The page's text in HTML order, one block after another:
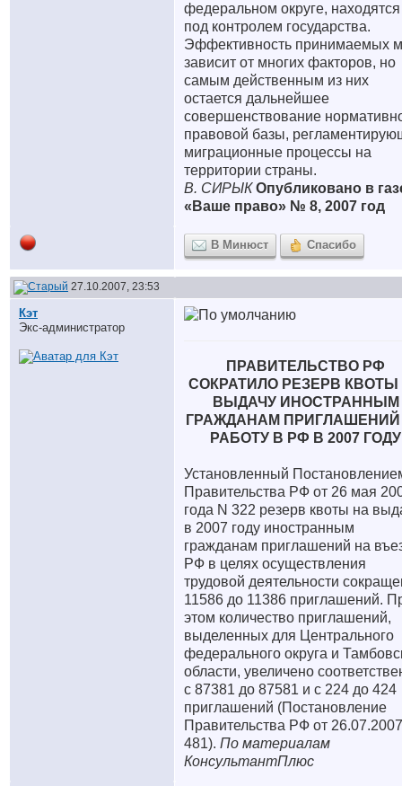
федеральном округе, находятся
под контролем государства.
Эффективность принимаемых
зависит от многих факторов, но
самым действенным из них
остается дальнейшее
совершенствование
правовой базы,
миграционные процессы на
территории страны.
В. СИРЫК Опубликовано в
«Ваше право» № 8, 2007 год
В Минюст Спасибо
27.10.2007, 23:53
Кэт
Экс-администратор
ПРАВИТЕЛЬСТВО РФ
СОКРАТИЛО РЕЗЕРВ КВОТЫ
ВЫДАЧУ ИНОСТРАННЫМ
ГРАЖДАНАМ
РАБОТУ В РФ В 2007 ГОДУ
Установленный
Правительства РФ от 26 мая
года N 322 резерв квоты на
в 2007 году иностранным
гражданам приглашений на
РФ в целях осуществления
трудовой деятельности
11586 до 11386 приглашений.
этом количество приглашений,
выделенных для Центрального
федерального округа и
области, увеличено
с 87381 до 87581 и с 224 до 424
приглашений (Постановление
Правительства РФ от
481). По материалам
КонсультантПлюс